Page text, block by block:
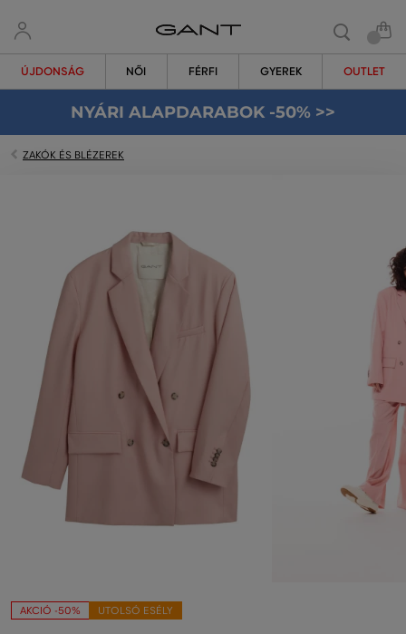
ÚJDONSÁG NŐI FÉRFI GYEREK OUTLET
NYÁRI ALAPDARABOK -50% >>
ZAKÓK ÉS BLÉZEREK
AKCIÓ -50% UTOLSÓ ESÉLY